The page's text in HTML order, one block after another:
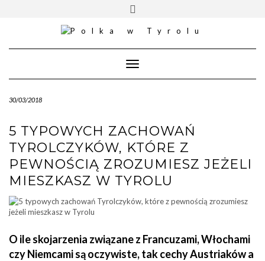
Toggle
Navigation
30/03/2018
5 TYPOWYCH ZACHOWAŃ
TYROLCZYKÓW, KTÓRE Z
PEWNOŚCIĄ ZROZUMIESZ JEŻELI
MIESZKASZ W TYROLU
O ile skojarzenia związane z Francuzami, Włochami
czy Niemcami są oczywiste, tak cechy Austriaków a